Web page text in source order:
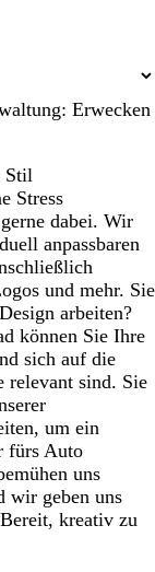
Erwecken
Stil
Stress
dabei. Wir
anpassbaren
und mehr. Sie
arbeiten?
können Sie Ihre
sich auf die
relevant sind. Sie
um ein
fürs Auto
uns
wir geben uns
kreativ zu